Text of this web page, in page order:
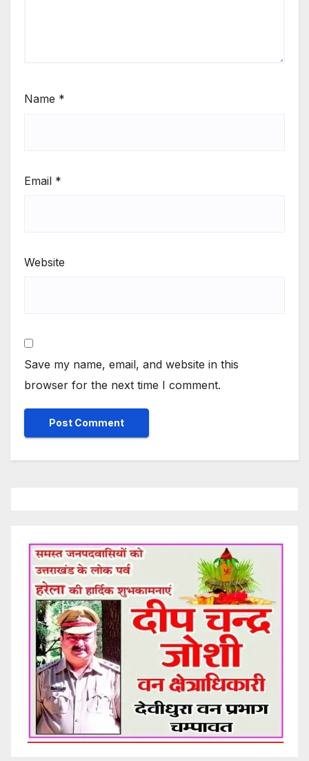
Name *
Email *
Website
Save my name, email, and website in this
browser for the next time I comment.